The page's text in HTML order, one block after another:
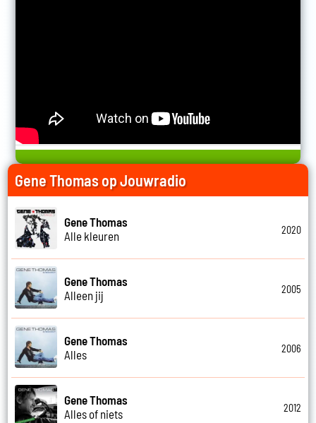
Gene Thomas op Jouwradio
Gene Thomas
Alle kleuren
2020
Gene Thomas
Alleen jij
2005
Gene Thomas
Alles
2006
Gene Thomas
Alles of niets
2012